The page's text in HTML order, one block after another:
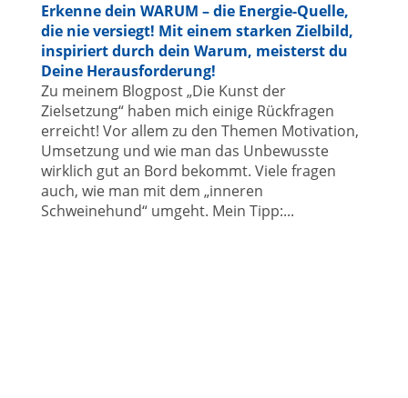
Erkenne dein WARUM – die Energie-Quelle,
die nie versiegt! Mit einem starken Zielbild,
inspiriert durch dein Warum, meisterst du
Deine Herausforderung!
Zu meinem Blogpost „Die Kunst der
Zielsetzung“ haben mich einige Rückfragen
erreicht! Vor allem zu den Themen Motivation,
Umsetzung und wie man das Unbewusste
wirklich gut an Bord bekommt. Viele fragen
auch, wie man mit dem „inneren
Schweinehund“ umgeht. Mein Tipp:...